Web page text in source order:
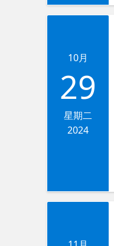
10月
29
星期二
2024